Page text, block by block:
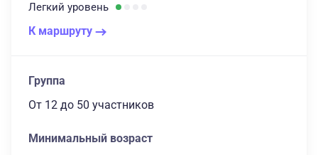
Легкий уровень
К маршруту
Группа
От 12 до 50 участников
Минимальный возраст